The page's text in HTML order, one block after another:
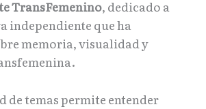
TransFemenino, dedicado a
independiente que ha
memoria, visualidad y
de temas permite entender